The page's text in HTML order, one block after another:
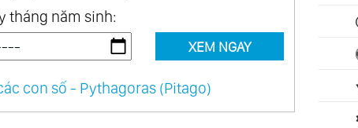
tháng năm sinh:
XEM NGAY
con số - Pythagoras (Pitago)